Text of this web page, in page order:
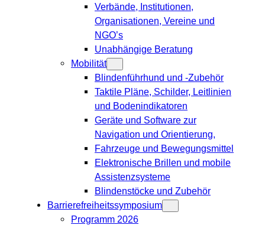
Verbände, Institutionen,
Organisationen, Vereine und
NGO’s
Unabhängige Beratung
Mobilität
Blindenführhund und -Zubehör
Taktile Pläne, Schilder, Leitlinien
und Bodenindikatoren
Geräte und Software zur
Navigation und Orientierung,
Fahrzeuge und Bewegungsmittel
Elektronische Brillen und mobile
Assistenzsysteme
Blindenstöcke und Zubehör
Barrierefreiheitssymposium
Programm 2026